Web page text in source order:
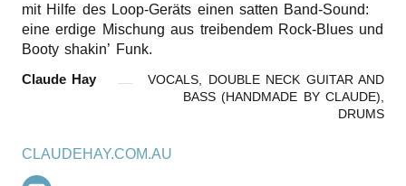
mit Hilfe des Loop-Geräts einen satten Band-Sound:
eine erdige Mischung aus treibendem Rock-Blues und
Booty shakin’ Funk.
Claude Hay
VOCALS, DOUBLE NECK GUITAR AND
BASS (HANDMADE BY CLAUDE),
DRUMS
CLAUDEHAY.COM.AU